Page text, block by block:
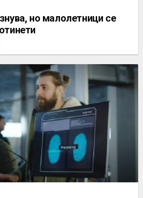
но малолетници се